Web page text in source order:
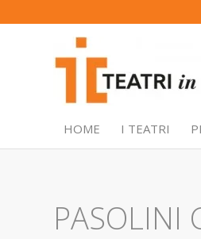
HOME I TEATRI
PASOLINI